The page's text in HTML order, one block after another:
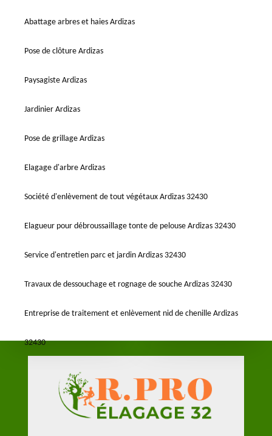
Abattage arbres et haies Ardizas
Pose de clôture Ardizas
Paysagiste Ardizas
Jardinier Ardizas
Pose de grillage Ardizas
Elagage d'arbre Ardizas
Société d'enlèvement de tout végétaux Ardizas 32430
Elagueur pour débroussaillage tonte de pelouse Ardizas 32430
Service d'entretien parc et jardin Ardizas 32430
Travaux de dessouchage et rognage de souche Ardizas 32430
Entreprise de traitement et enlèvement nid de chenille Ardizas
32430